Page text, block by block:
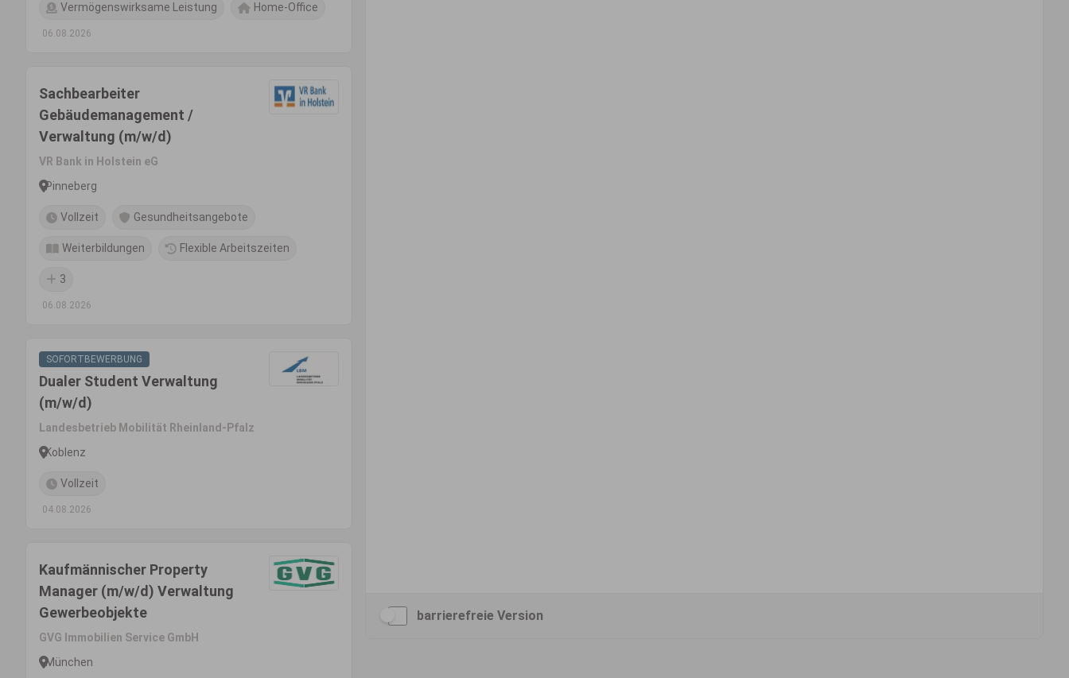
Vermögenswirksame Leistung Home-Office
06.08.2026
Sachbearbeiter
Gebäudemanagement /
Verwaltung (m/w/d)
VR Bank in Holstein eG
Pinneberg
Vollzeit Gesundheitsangebote
Weiterbildungen Flexible Arbeitszeiten
3
06.08.2026
SOFORTBEWERBUNG
Dualer Student Verwaltung
(m/w/d)
Landesbetrieb Mobilität Rheinland-Pfalz
Koblenz
Vollzeit
04.08.2026
Kaufmännischer Property
Manager (m/w/d) Verwaltung
Gewerbeobjekte
GVG Immobilien Service GmbH
München
barrierefreie Version